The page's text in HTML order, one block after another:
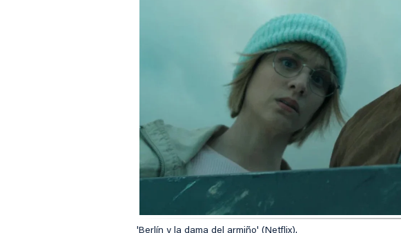
'Berlín y la dama del armiño' (Netflix).